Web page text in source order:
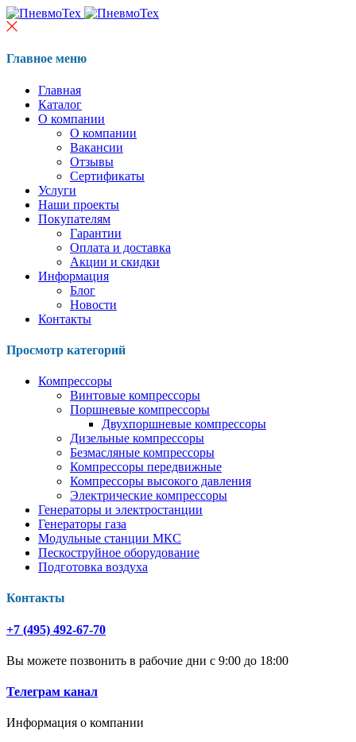
Главное меню
Главная
Каталог
О компании
О компании
Вакансии
Отзывы
Сертификаты
Услуги
Наши проекты
Покупателям
Гарантии
Оплата и доставка
Акции и скидки
Информация
Блог
Новости
Контакты
Просмотр категорий
Компрессоры
Винтовые компрессоры
Поршневые компрессоры
Двухпоршневые компрессоры
Дизельные компрессоры
Безмасляные компрессоры
Компрессоры передвижные
Компрессоры высокого давления
Электрические компрессоры
Генераторы и электростанции
Генераторы газа
Модульные станции МКС
Пескоструйное оборудование
Подготовка воздуха
Контакты
+7 (495) 492-67-70
Вы можете позвонить в рабочие дни с 9:00 до 18:00
Телеграм канал
Информация о компании